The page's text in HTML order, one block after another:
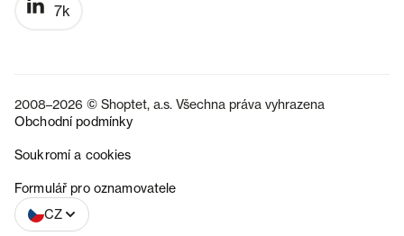
7k
2008–2026 © Shoptet, a.s. Všechna práva vyhrazena
Obchodní podmínky
Soukromí a cookies
Formulář pro oznamovatele
CZ